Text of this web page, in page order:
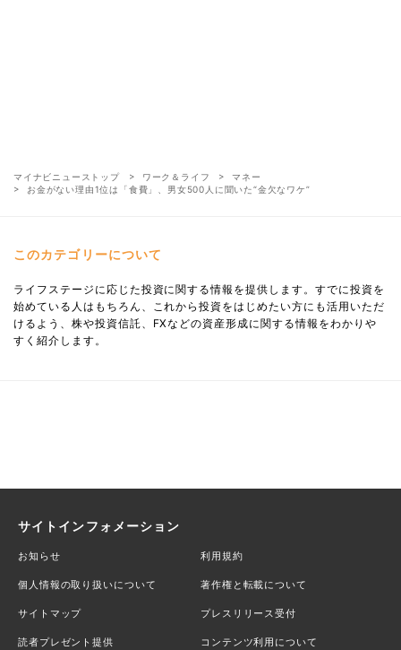
マイナビニューストップ ワーク＆ライフ
マネー
お金がない理由1位は「食費」、男女500人に聞いた“金欠なワケ”
このカテゴリーについて
ライフステージに応じた投資に関する情報を提供します。すでに投資を
始めている人はもちろん、これから投資をはじめたい方にも活用いただ
けるよう、株や投資信託、FXなどの資産形成に関する情報をわかりや
すく紹介します。
サイトインフォメーション
お知らせ 利用規約
個人情報の取り扱いについて 著作権と転載について
サイトマップ プレスリリース受付
読者プレゼント提供 コンテンツ利用について